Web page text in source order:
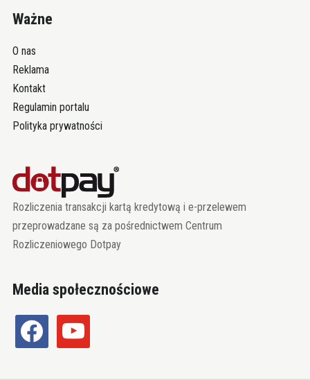
Ważne
O nas
Reklama
Kontakt
Regulamin portalu
Polityka prywatności
Rozliczenia transakcji kartą kredytową i e-przelewem
przeprowadzane są za pośrednictwem Centrum
Rozliczeniowego Dotpay
Media społecznościowe
facebook youtube